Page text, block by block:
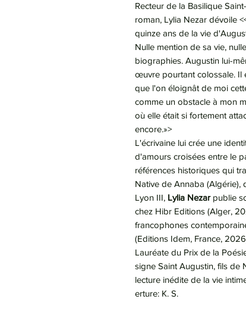
Recteur de la Basilique
roman, Lylia Nezar dévoile
quinze ans de la vie
Nulle mention de sa vie,
biographies. Augustin lui-
œuvre pourtant colossale. Il
que l'on éloignât de moi
comme un obstacle à mon
où elle était si fortement
encore.»>
L'écrivaine lui crée une
d'amours croisées entre le
références historiques qui
Native de Annaba (Algérie),
Lyon III, Lylia Nezarpublie
chez Hibr Editions (Alger,
francophones
(Editions Idem, France,
Lauréate du Prix de la
signe Saint Augustin, fils de
lecture inédite de la vie
erture: K. S.